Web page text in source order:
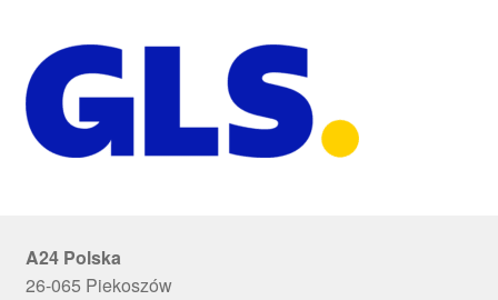
A24 Polska
26-065 Piekoszów